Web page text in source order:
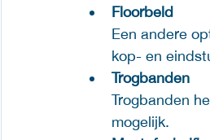
Floorbeld
Een andere
kop- en
Trogbanden
Trogbanden
mogelijk.